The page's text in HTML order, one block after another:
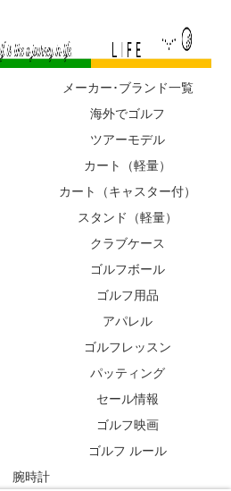
メーカー･ブランド一覧
海外でゴルフ
ツアーモデル
カート（軽量）
カート（キャスター付）
スタンド（軽量）
クラブケース
ゴルフボール
ゴルフ用品
アパレル
ゴルフレッスン
パッティング
セール情報
ゴルフ映画
ゴルフ ルール
腕時計